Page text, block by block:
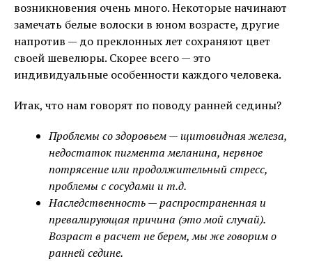
возникновения очень много. Некоторые начинают
замечать белые волоски в юном возрасте, другие
напротив — до преклонных лет сохраняют цвет
своей шевелюры. Скорее всего — это
индивидуальные особенности каждого человека.
Итак, что нам говорят по поводу ранней седины?
Проблемы со здоровьем — щитовидная железа,
недостаток пигмента меланина, нервное
потрясение или продолжительный стресс,
проблемы с сосудами и т.д.
Наследственность — распространенная и
превалирующая причина (это мой случай).
Возраст в расчет не берем, мы же говорим о
ранней седине.